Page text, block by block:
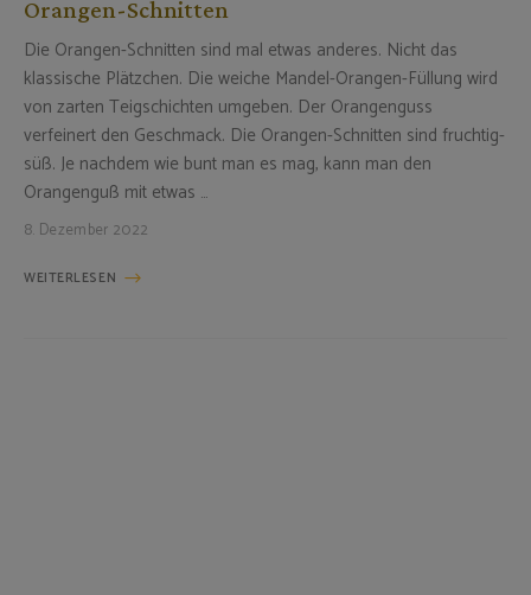
Orangen-Schnitten
Die Orangen-Schnitten sind mal etwas anderes. Nicht das
klassische Plätzchen. Die weiche Mandel-Orangen-Füllung wird
von zarten Teigschichten umgeben. Der Orangenguss
verfeinert den Geschmack. Die Orangen-Schnitten sind fruchtig-
süß. Je nachdem wie bunt man es mag, kann man den
Orangenguß mit etwas …
8. Dezember 2022
WEITERLESEN